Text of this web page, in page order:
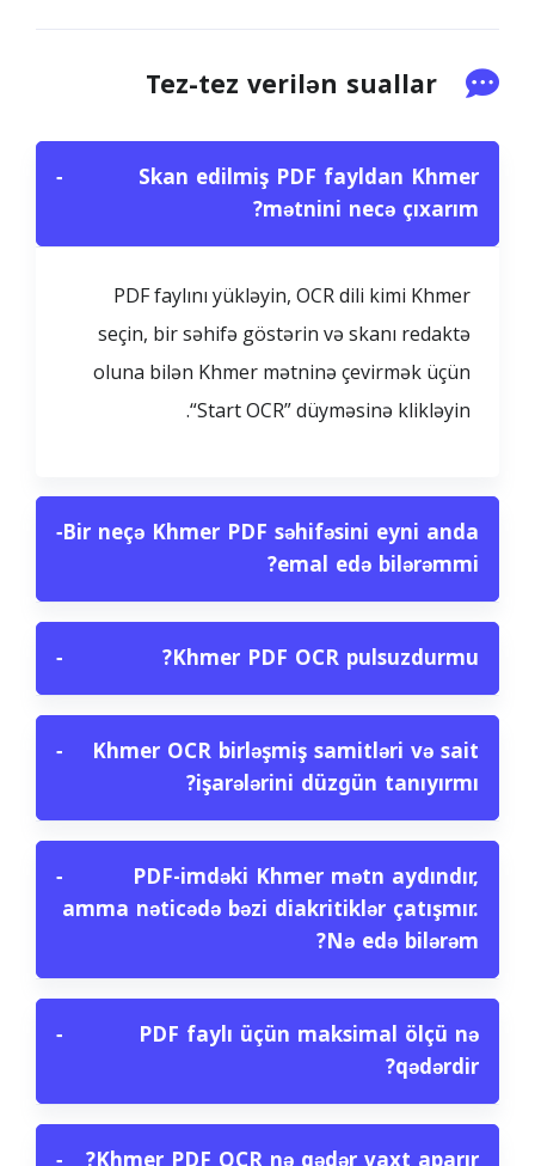
Tez-tez verilən suallar
Skan edilmiş PDF fayldan Khmer
mətnini necə çıxarım?
−
PDF faylını yükləyin, OCR dili kimi Khmer
seçin, bir səhifə göstərin və skanı redaktə
oluna bilən Khmer mətninə çevirmək üçün
“Start OCR” düyməsinə klikləyin.
Bir neçə Khmer PDF səhifəsini eyni anda
emal edə bilərəmmi?
−
Khmer PDF OCR pulsuzdurmu?
−
Khmer OCR birləşmiş samitləri və sait
işarələrini düzgün tanıyırmı?
−
PDF-imdəki Khmer mətn aydındır,
amma nəticədə bəzi diakritiklər çatışmır.
Nə edə bilərəm?
−
PDF faylı üçün maksimal ölçü nə
qədərdir?
−